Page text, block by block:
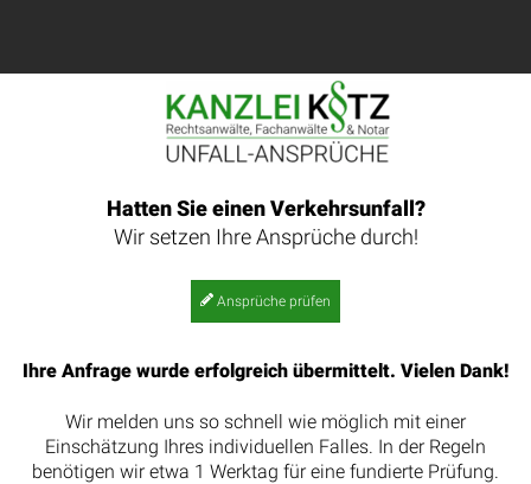
Hatten Sie einen Verkehrsunfall?
Wir setzen Ihre Ansprüche durch!
Ansprüche prüfen
Ihre Anfrage wurde erfolgreich übermittelt. Vielen Dank!
Wir melden uns so schnell wie möglich mit einer
Einschätzung Ihres individuellen Falles. In der Regeln
benötigen wir etwa 1 Werktag für eine fundierte Prüfung.